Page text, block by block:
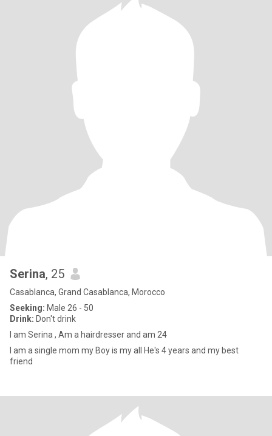
Serina, 25
Casablanca, Grand Casablanca, Morocco
Seeking: Male 26 - 50
Drink: Don't drink
I am Serina , Am a hairdresser and am 24
I am a single mom my Boy is my all He's 4 years and my best
friend